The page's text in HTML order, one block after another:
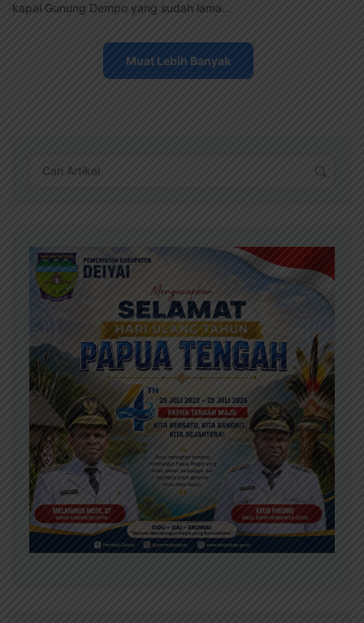
kapal Gunung Dempo yang sudah lama...
Muat Lebih Banyak